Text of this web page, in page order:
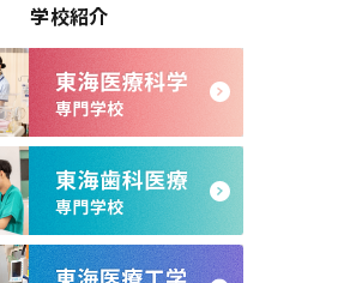
学校紹介